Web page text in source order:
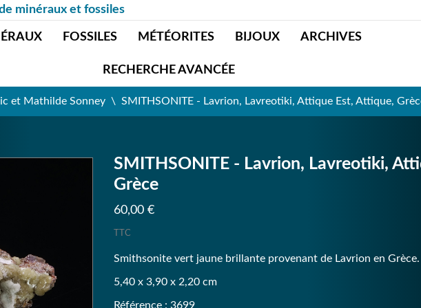
minéraux et fossiles
FOSSILES MÉTÉORITES BIJOUX ARCHIVES
RECHERCHE AVANCÉE
et Mathilde Sonney SMITHSONITE - Lavrion, Lavreotiki, Attique Est, Attique,
SMITHSONITE - Lavrion, Lavreotiki,
Grèce
60,00 €
TTC
Smithsonite vert jaune brillante provenant de Lavrion en Grèce.
5,40 x 3,90 x 2,20 cm
Référence : 3699